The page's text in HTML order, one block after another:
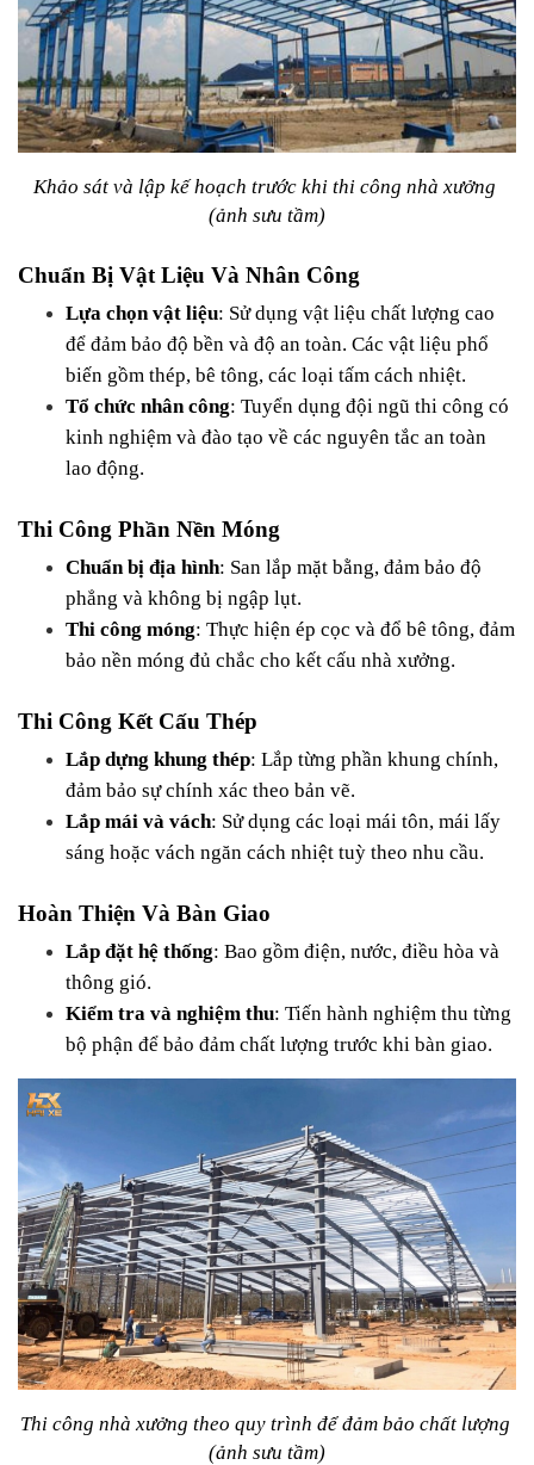
Khảo sát và lập kế hoạch trước khi thi công nhà xưởng
(ảnh sưu tầm)
Chuẩn Bị Vật Liệu Và Nhân Công
Lựa chọn vật liệu: Sử dụng vật liệu chất lượng cao
để đảm bảo độ bền và độ an toàn. Các vật liệu phổ
biến gồm thép, bê tông, các loại tấm cách nhiệt.
Tổ chức nhân công: Tuyển dụng đội ngũ thi công có
kinh nghiệm và đào tạo về các nguyên tắc an toàn
lao động.
Thi Công Phần Nền Móng
Chuẩn bị địa hình: San lắp mặt bằng, đảm bảo độ
phẳng và không bị ngập lụt.
Thi công móng: Thực hiện ép cọc và đổ bê tông, đảm
bảo nền móng đủ chắc cho kết cấu nhà xưởng.
Thi Công Kết Cấu Thép
Lắp dựng khung thép: Lắp từng phần khung chính,
đảm bảo sự chính xác theo bản vẽ.
Lắp mái và vách: Sử dụng các loại mái tôn, mái lấy
sáng hoặc vách ngăn cách nhiệt tuỳ theo nhu cầu.
Hoàn Thiện Và Bàn Giao
Lắp đặt hệ thống: Bao gồm điện, nước, điều hòa và
thông gió.
Kiểm tra và nghiệm thu: Tiến hành nghiệm thu từng
bộ phận để bảo đảm chất lượng trước khi bàn giao.
Thi công nhà xưởng theo quy trình để đảm bảo chất lượng
(ảnh sưu tầm)